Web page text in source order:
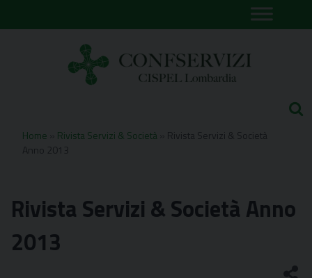
to
Home Rivista Servizi & Società
Rivista Servizi & Società
Anno 2013
Rivista Servizi & Società Anno
2013